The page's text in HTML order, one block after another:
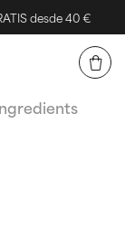
desde 40 €